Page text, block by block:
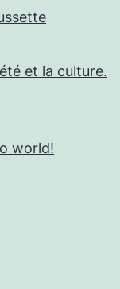
et la culture.
world!